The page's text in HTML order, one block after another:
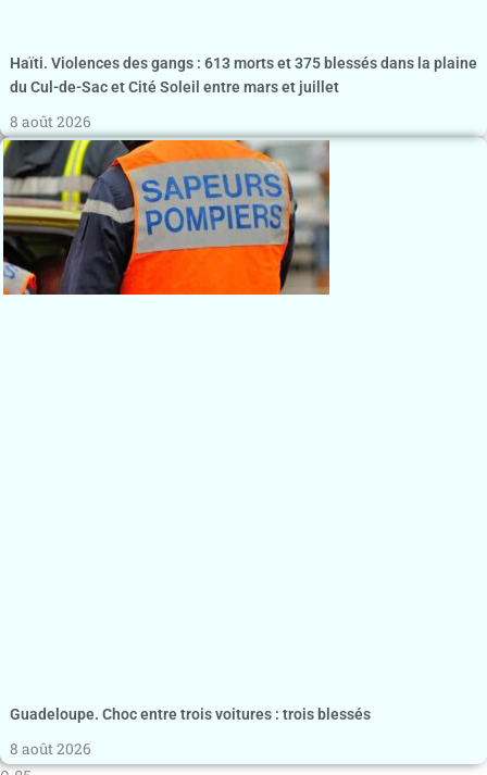
Haïti. Violences des gangs : 613 morts et 375 blessés dans la plaine
du Cul-de-Sac et Cité Soleil entre mars et juillet
8 août 2026
Guadeloupe. Choc entre trois voitures : trois blessés
8 août 2026